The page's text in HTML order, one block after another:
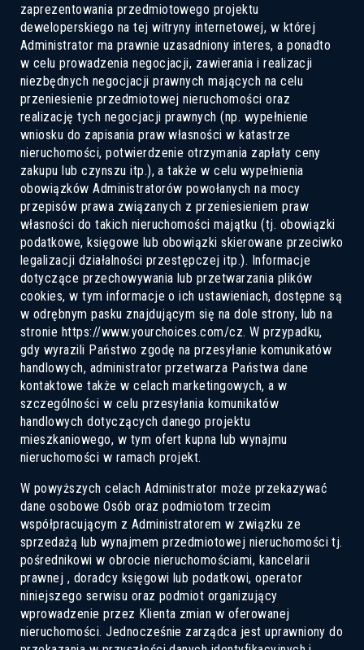
zaprezentowania przedmiotowego projektu
deweloperskiego na tej witryny internetowej, w której
Administrator ma prawnie uzasadniony interes, a ponadto
w celu prowadzenia negocjacji, zawierania i realizacji
niezbędnych negocjacji prawnych mających na celu
przeniesienie przedmiotowej nieruchomości oraz
realizację tych negocjacji prawnych (np. wypełnienie
wniosku do zapisania praw własności w katastrze
nieruchomości, potwierdzenie otrzymania zapłaty ceny
zakupu lub czynszu itp.), a także w celu wypełnienia
obowiązków Administratorów powołanych na mocy
przepisów prawa związanych z przeniesieniem praw
własności do takich nieruchomości majątku (tj. obowiązki
podatkowe, księgowe lub obowiązki skierowane przeciwko
legalizacji działalności przestępczej itp.). Informacje
dotyczące przechowywania lub przetwarzania plików
cookies, w tym informacje o ich ustawieniach, dostępne są
w odrębnym pasku znajdującym się na dole strony, lub na
stronie https://www.yourchoices.com/cz. W przypadku,
gdy wyrazili Państwo zgodę na przesyłanie komunikatów
handlowych, administrator przetwarza Państwa dane
kontaktowe także w celach marketingowych, a w
szczególności w celu przesyłania komunikatów
handlowych dotyczących danego projektu
mieszkaniowego, w tym ofert kupna lub wynajmu
nieruchomości w ramach projekt.
W powyższych celach Administrator może przekazywać
dane osobowe Osób oraz podmiotom trzecim
współpracującym z Administratorem w związku ze
sprzedażą lub wynajmem przedmiotowej nieruchomości tj.
pośrednikowi w obrocie nieruchomościami, kancelarii
prawnej , doradcy księgowi lub podatkowi, operator
niniejszego serwisu oraz podmiot organizujący
wprowadzenie przez Klienta zmian w oferowanej
nieruchomości. Jednocześnie zarządca jest uprawniony do
Zostaw nam swoje dane kontaktowe, a
nasi przedstawiciele handlowi
skontaktują się z Tobą ze szczegółowymi
informacjami.